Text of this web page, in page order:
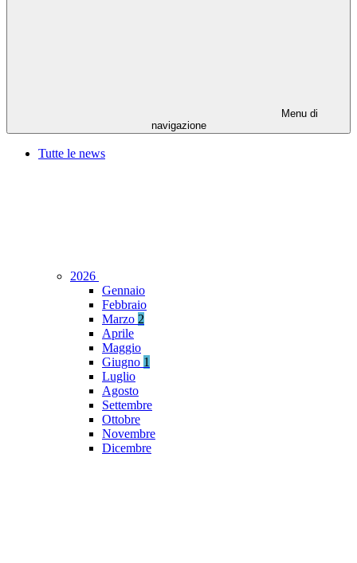
Menu di
navigazione
Tutte le news
2026
Gennaio
Febbraio
Marzo 2
Aprile
Maggio
Giugno 1
Luglio
Agosto
Settembre
Ottobre
Novembre
Dicembre